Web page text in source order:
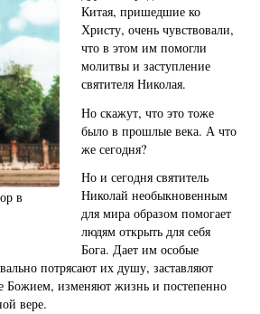
в
Китая, пришедшие ко
Христу, очень чувствовали,
что в этом им помогли
молитвы и заступление
святителя Николая.
Но скажут, что это тоже
было в прошлые века. А что
же сегодня?
Но и сегодня святитель
Николай необыкновенным
для мира образом помогает
людям открыть для себя
Бога. Дает им особые
потрясают их душу, заставляют
Божием, изменяют жизнь и постепенно
вере.